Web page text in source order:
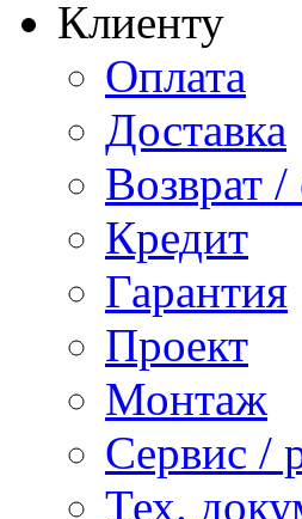
Клиенту
Оплата
Доставка
Возврат
Кредит
Гарантия
Проект
Монтаж
Сервис /
Тех.